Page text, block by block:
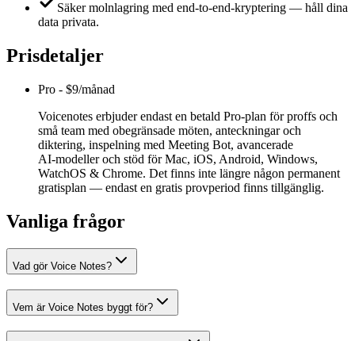
Säker molnlagring med end‑to‑end‑kryptering — håll dina
data privata.
Prisdetaljer
Pro - $9/månad
Voicenotes erbjuder endast en betald Pro‑plan för proffs och
små team med obegränsade möten, anteckningar och
diktering, inspelning med Meeting Bot, avancerade
AI‑modeller och stöd för Mac, iOS, Android, Windows,
WatchOS & Chrome. Det finns inte längre någon permanent
gratisplan — endast en gratis provperiod finns tillgänglig.
Vanliga frågor
Vad gör Voice Notes?
Vem är Voice Notes byggt för?